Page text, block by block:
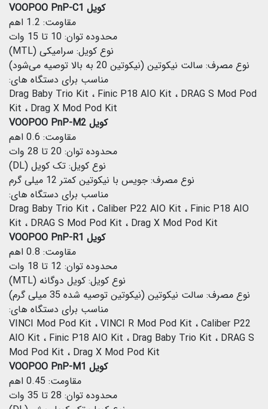
کویل VOOPOO PnP-C1
مقاومت: 1.2 اهم
محدوده توان: 10 تا 15 وات
نوع کویل: سرامیکی (MTL)
نوع مصرف: سالت نیکوتین (نیکوتین 20 به بالا توصیه می‌شود)
مناسب برای دستگاه های:
Drag Baby Trio Kit ، Finic P18 AIO Kit ، DRAG S Mod Pod
Kit ، Drag X Mod Pod Kit
کویل VOOPOO PnP-M2
مقاومت: 0.6 اهم
محدوده توان: 20 تا 28 وات
نوع کویل: تک کویل (DL)
نوع مصرف: جویس با نیکوتین کمتر 12 میلی گرم
مناسب برای دستگاه های:
Drag Baby Trio Kit ، Caliber P22 AIO Kit ، Finic P18 AIO
Kit ، DRAG S Mod Pod Kit ، Drag X Mod Pod Kit
کویل VOOPOO PnP-R1
مقاومت: 0.8 اهم
محدوده توان: 12 تا 18 وات
نوع کویل: کویل دوگانه (MTL)
نوع مصرف: سالت نیکوتین (نیکوتین توصیه شده 35 میلی گرم)
مناسب برای دستگاه های:
VINCI Mod Pod Kit ، VINCI R Mod Pod Kit ، Caliber P22
AIO Kit ، Finic P18 AIO Kit ، Drag Baby Trio Kit ، DRAG S
Mod Pod Kit ، Drag X Mod Pod Kit
کویل VOOPOO PnP-M1
مقاومت: 0.45 اهم
محدوده توان: 28 تا 35 وات